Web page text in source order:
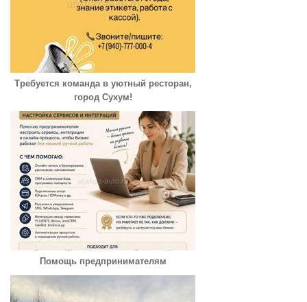
Требуется команда в уютный ресторан,
город Сухум!
Помощь предпринимателям